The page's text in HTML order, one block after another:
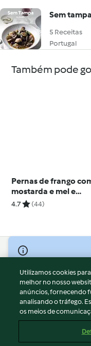
Sem
5 Receitas
Portugal
Também pode
Pernas de frango
mostarda e mel e
puré de batata e
4.7 (44)
© Copyright 2026
Termos de Utilização
Aviso sobre Proteção de
Aviso
Apoio legal
Conteúdo do relatório
Utilizamos cookies
melhor no nosso
anúncios, fornecendo
analisando o tráfego.
os meios de